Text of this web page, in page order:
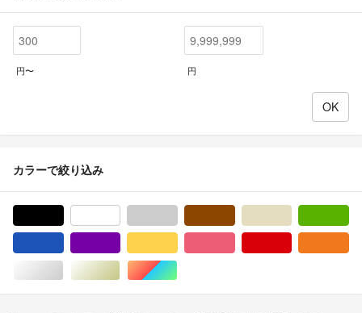
円〜 円
カラーで絞り込み
シルバー/銀色系ゴールド/金色系マルチカラー